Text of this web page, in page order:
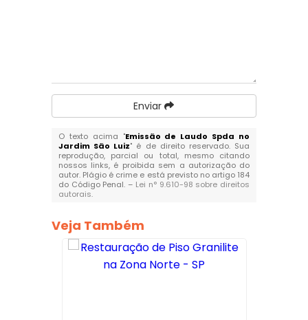
Enviar
O texto acima "Emissão de Laudo Spda no
Jardim São Luiz" é de direito reservado. Sua
reprodução, parcial ou total, mesmo citando
nossos links, é proibida sem a autorização do
autor. Plágio é crime e está previsto no artigo 184
do Código Penal. – Lei n° 9.610-98 sobre direitos
autorais.
Veja Também